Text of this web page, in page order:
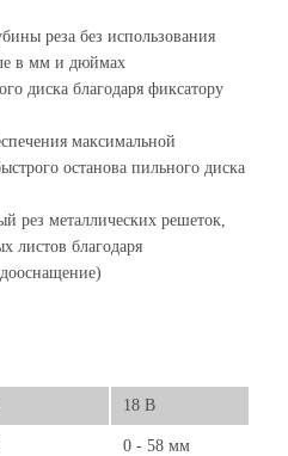
реза без использования
в мм и дюймах
диска благодаря фиксатору
максимальной
останова пильного диска
рез металлических решеток,
листов благодаря
18 В
0 - 58 мм